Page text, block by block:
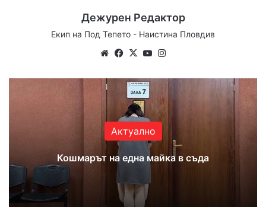
Дежурен Редактор
Екип на Под Тепето - Наистина Пловдив
WebsiteFacebook
X YouTube
Актуално
Кошмарът на една майка в съда